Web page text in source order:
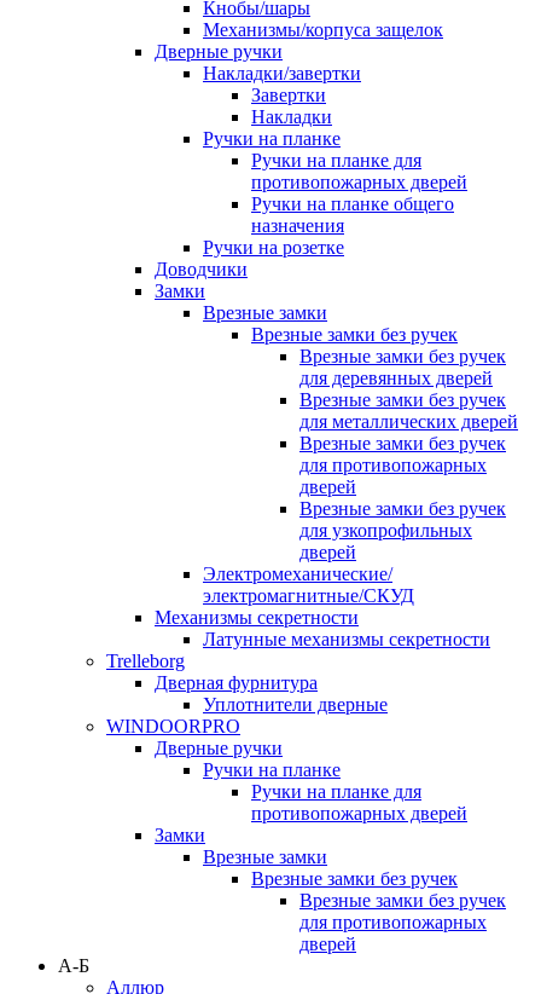
Кнобы/шары
Механизмы/корпуса защелок
Дверные ручки
Накладки/завертки
Завертки
Накладки
Ручки на планке
Ручки на планке для
противопожарных дверей
Ручки на планке общего
назначения
Ручки на розетке
Доводчики
Замки
Врезные замки
Врезные замки без ручек
Врезные замки без ручек
для деревянных дверей
Врезные замки без ручек
для металлических дверей
Врезные замки без ручек
для противопожарных
дверей
Врезные замки без ручек
для узкопрофильных
дверей
Электромеханические/
электромагнитные/СКУД
Механизмы секретности
Латунные механизмы секретности
Trelleborg
Дверная фурнитура
Уплотнители дверные
WINDOORPRO
Дверные ручки
Ручки на планке
Ручки на планке для
противопожарных дверей
Замки
Врезные замки
Врезные замки без ручек
Врезные замки без ручек
для противопожарных
дверей
А-Б
Аллюр